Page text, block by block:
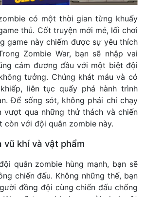
có một thời gian từng khuấy
thủ. Cốt truyện mới mẻ, lối chơi
game này chiếm được sự yêu thích
Zombie War, bạn sẽ nhập vai
cảm đương đầu với một biệt đội
tưởng. Chúng khát máu và có
liên tục quấy phá hành trình
Để sống sót, không phải chỉ chạy
vượt qua những thử thách và chiến
còn với đội quân zombie này.
vũ khí và vật phẩm
quân zombie hùng mạnh, bạn sẽ
chiến đấu. Không những thế, bạn
đồng đội cùng chiến đấu chống